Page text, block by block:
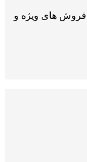
فروش های ویژه و